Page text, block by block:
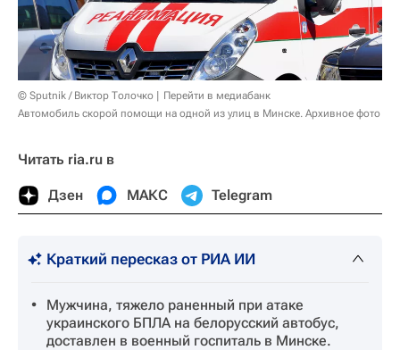
© Sputnik / Виктор Толочко
Перейти в медиабанк
Автомобиль скорой помощи на одной из улиц в Минске. Архивное фото
Читать ria.ru в
Дзен МАКС Telegram
Краткий пересказ от РИА ИИ
Мужчина, тяжело раненный при атаке
украинского БПЛА на белорусский автобус,
доставлен в военный госпиталь в Минске.